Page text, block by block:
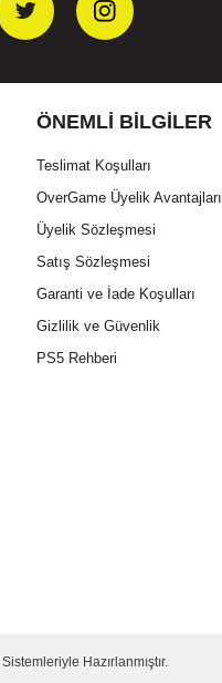
ÖNEMLI BILGILER
Teslimat Koşulları
OverGame Üyelik Avantajları
Üyelik Sözleşmesi
Satış Sözleşmesi
Garanti ve İade Koşulları
Gizlilik ve Güvenlik
PS5 Rehberi
Sistemleriyle Hazırlanmıştır.